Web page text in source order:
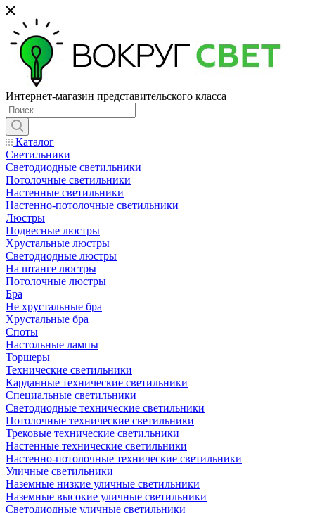
Интернет-магазин представительского класса
Каталог
Светильники
Светодиодные светильники
Потолочные светильники
Настенные светильники
Настенно-потолочные светильники
Люстры
Подвесные люстры
Хрустальные люстры
Светодиодные люстры
На штанге люстры
Потолочные люстры
Бра
Не хрустальные бра
Хрустальные бра
Споты
Настольные лампы
Торшеры
Технические светильники
Карданные технические светильники
Специальные светильники
Светодиодные технические светильники
Потолочные технические светильники
Трековые технические светильники
Настенные технические светильники
Настенно-потолочные технические светильники
Уличные светильники
Наземные низкие уличные светильники
Наземные высокие уличные светильники
Светодиодные уличные светильники